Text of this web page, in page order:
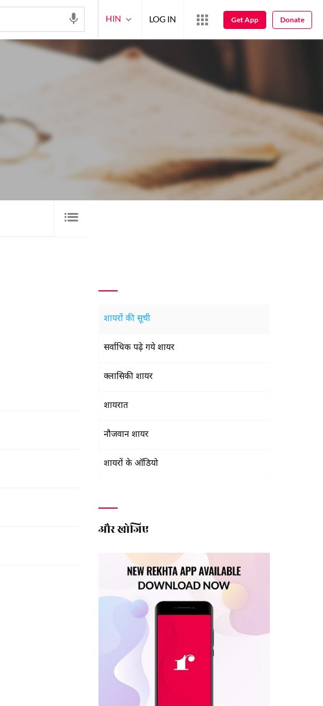
शायरों की सूची
सर्वाधिक पढ़े गये शायर
क्लासिकी शायर
शायरात
नौजवान शायर
शायरों के ऑडियो
और खोजिए
HIN LOG IN Get App Donate